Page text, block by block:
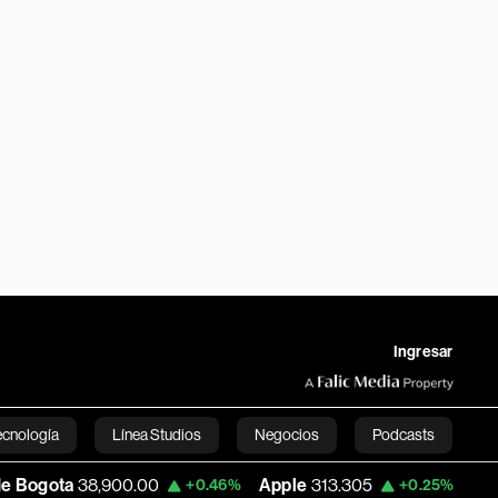
Ingresar
Línea Studios Negocios Podcasts
English
38,900.00 +0.46% Apple 313.305 +0.25% USD COP